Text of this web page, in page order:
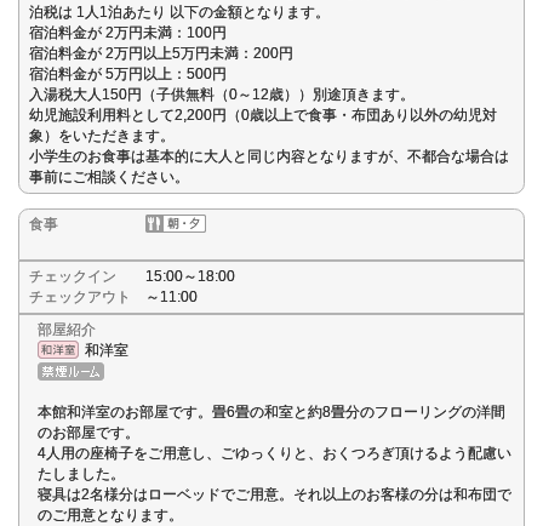
泊税は 1人1泊あたり 以下の金額となります。
宿泊料金が 2万円未満：100円
宿泊料金が 2万円以上5万円未満：200円
宿泊料金が 5万円以上：500円
入湯税大人150円（子供無料（0～12歳））別途頂きます。
幼児施設利用料として2,200円（0歳以上で食事・布団あり以外の幼児対
象）をいただきます。
小学生のお食事は基本的に大人と同じ内容となりますが、不都合な場合は
事前にご相談ください。
食事
チェックイン
15:00～18:00
チェックアウト
～11:00
部屋紹介
和洋室
本館和洋室のお部屋です。畳6畳の和室と約8畳分のフローリングの洋間
のお部屋です。
4人用の座椅子をご用意し、ごゆっくりと、おくつろぎ頂けるよう配慮い
たしました。
寝具は2名様分はローベッドでご用意。それ以上のお客様の分は和布団で
のご用意となります。